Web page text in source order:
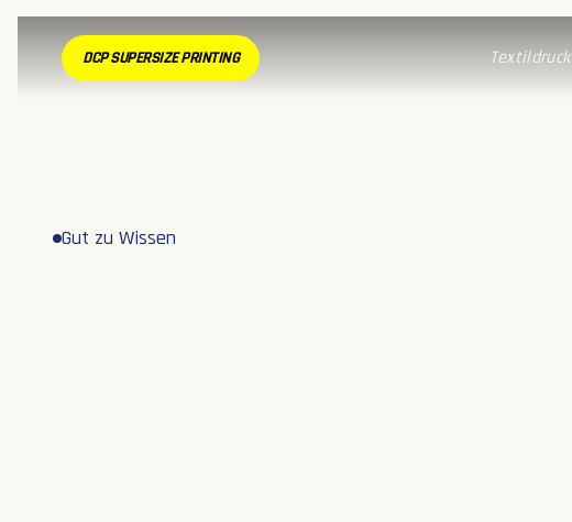
DCP SUPERSIZE PRINTING Textildruck
Gut zu Wissen